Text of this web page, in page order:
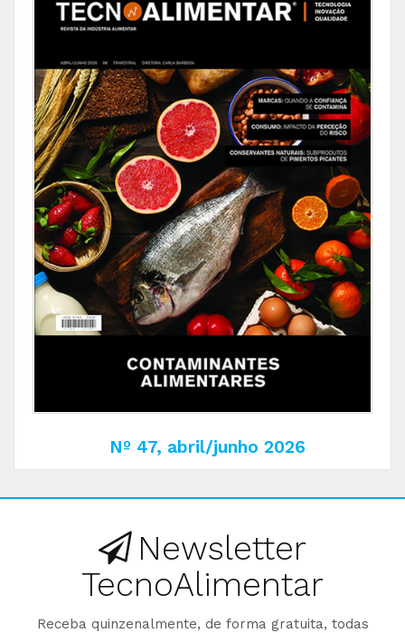
Nº 47, abril/junho 2026
Newsletter
TecnoAlimentar
Receba quinzenalmente, de forma gratuita, todas